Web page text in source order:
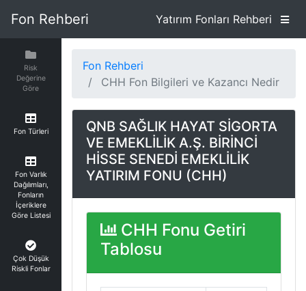
Fon Rehberi Yatırım Fonları Rehberi
Risk
Değerine
Göre
Fon Türleri
Fon Varlık
Dağılımları,
Fonların
İçeriklere
Göre Listesi
Çok Düşük
Riskli Fonlar
Fon Rehberi
CHH Fon Bilgileri ve Kazancı Nedir
QNB SAĞLIK HAYAT SİGORTA
VE EMEKLİLİK A.Ş. BİRİNCİ
HİSSE SENEDİ EMEKLİLİK
YATIRIM FONU (CHH)
CHH Fonu Getiri
Tablosu